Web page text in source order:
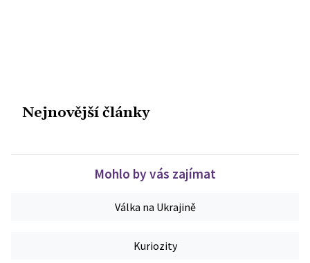
Nejnovější články
Mohlo by vás zajímat
Válka na Ukrajině
Kuriozity